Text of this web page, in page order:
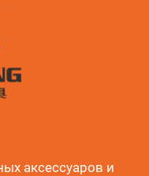
аксессуаров и